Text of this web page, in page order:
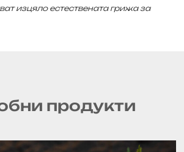
изцяло естествената грижа за
продукти